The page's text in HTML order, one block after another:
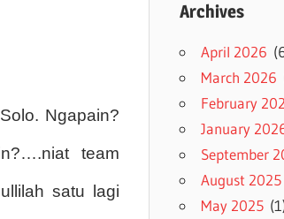
Ngapain?
team
satu lagi
Archives
April 2026
March 2026
February
January
September
August 2025
May 2025